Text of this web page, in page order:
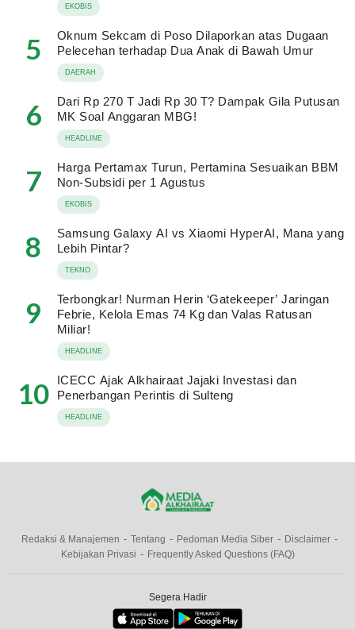
EKOBIS
5
Oknum Sekcam di Poso Dilaporkan atas Dugaan
Pelecehan terhadap Dua Anak di Bawah Umur
DAERAH
6
Dari Rp 270 T Jadi Rp 30 T? Dampak Gila Putusan
MK Soal Anggaran MBG!
HEADLINE
7
Harga Pertamax Turun, Pertamina Sesuaikan BBM
Non-Subsidi per 1 Agustus
EKOBIS
8
Samsung Galaxy AI vs Xiaomi HyperAI, Mana yang
Lebih Pintar?
TEKNO
9
Terbongkar! Nurman Herin ‘Gatekeeper’ Jaringan
Febrie, Kelola Emas 74 Kg dan Valas Ratusan
Miliar!
HEADLINE
10
ICECC Ajak Alkhairaat Jajaki Investasi dan
Penerbangan Perintis di Sulteng
HEADLINE
Redaksi & Manajemen Tentang Pedoman Media Siber
Disclaimer
Kebijakan Privasi
Frequently Asked Questions (FAQ)
Segera Hadir